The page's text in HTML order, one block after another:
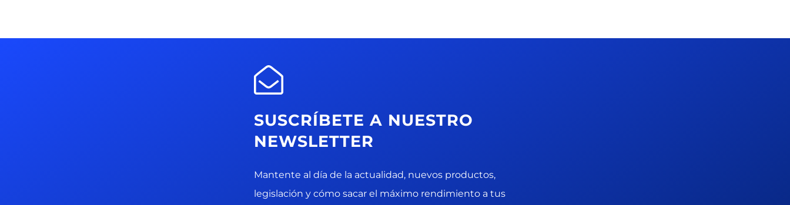
SUSCRÍBETE A NUESTRO
NEWSLETTER
Mantente al día de la actualidad, nuevos productos,
legislación y cómo sacar el máximo rendimiento a tus